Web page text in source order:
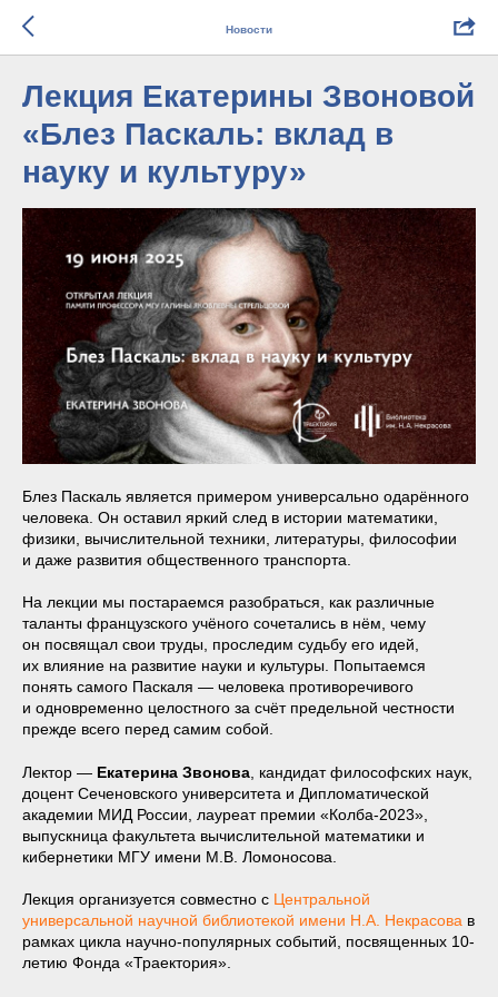
Новости
Лекция Екатерины Звоновой
«Блез Паскаль: вклад в
науку и культуру»
Блез Паскаль является примером универсально одарённого
человека. Он оставил яркий след в истории математики,
физики, вычислительной техники, литературы, философии
и даже развития общественного транспорта.
На лекции мы постараемся разобраться, как различные
таланты французского учёного сочетались в нём, чему
он посвящал свои труды, проследим судьбу его идей,
их влияние на развитие науки и культуры. Попытаемся
понять самого Паскаля — человека противоречивого
и одновременно целостного за счёт предельной честности
прежде всего перед самим собой.
Лектор — Екатерина Звонова , кандидат философских наук,
доцент Сеченовского университета и Дипломатической
академии МИД России, лауреат премии «Колба-2023»,
выпускница факультета вычислительной математики и
кибернетики МГУ имени М.В. Ломоносова.
Лекция организуется совместно с Центральной
универсальной научной библиотекой имени Н.А. Некрасова в
рамках цикла научно-популярных событий, посвященных 10-
летию Фонда «Траектория».